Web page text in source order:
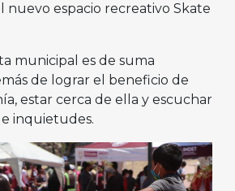
nuevo espacio recreativo Skate
municipal es de suma
de lograr el beneficio de
estar cerca de ella y escuchar
e inquietudes.